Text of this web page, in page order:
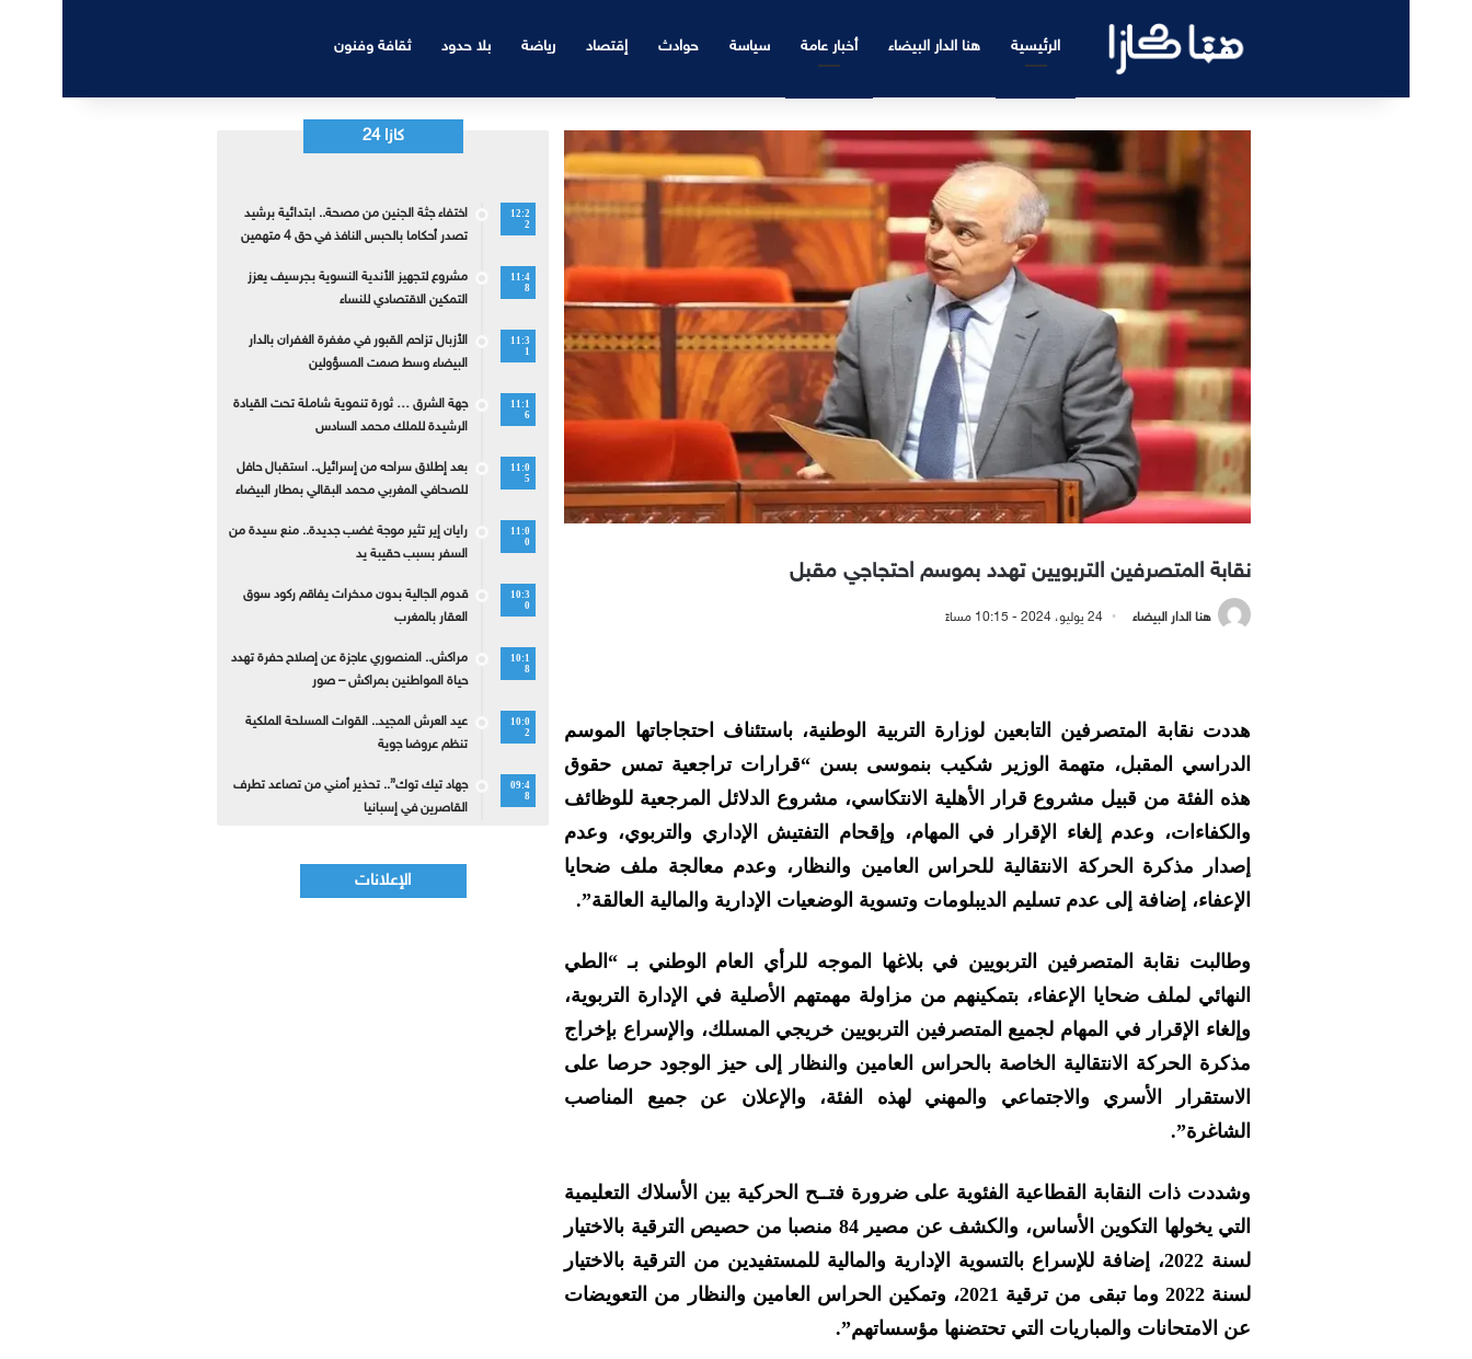
الرئيسية هنا الدار البيضاء أخبار عامة سياسة حوادث إقتصاد رياضة بلا حدود ثقافة وفنون
نقابة المتصرفين التربويين تهدد بموسم احتجاجي مقبل
هنا الدار البيضاء 24 يوليو، 2024 - 10:15 مساءً
هددت نقابة المتصرفين التابعين لوزارة التربية الوطنية، باستئناف احتجاجاتها الموسم
الدراسي المقبل، متهمة الوزير شكيب بنموسى بسن “قرارات تراجعية تمس حقوق
هذه الفئة من قبيل مشروع قرار الأهلية الانتكاسي، مشروع الدلائل المرجعية للوظائف
والكفاءات، وعدم إلغاء الإقرار في المهام، وإقحام التفتيش الإداري والتربوي، وعدم
إصدار مذكرة الحركة الانتقالية للحراس العامين والنظار، وعدم معالجة ملف ضحايا
الإعفاء، إضافة إلى عدم تسليم الديبلومات وتسوية الوضعيات الإدارية والمالية العالقة”.
وطالبت نقابة المتصرفين التربويين في بلاغها الموجه للرأي العام الوطني بـ “الطي
النهائي لملف ضحايا الإعفاء، بتمكينهم من مزاولة مهمتهم الأصلية في الإدارة التربوية،
وإلغاء الإقرار في المهام لجميع المتصرفين التربويين خريجي المسلك، والإسراع بإخراج
مذكرة الحركة الانتقالية الخاصة بالحراس العامين والنظار إلى حيز الوجود حرصا على
الاستقرار الأسري والاجتماعي والمهني لهذه الفئة، والإعلان عن جميع المناصب
الشاغرة”.
وشددت ذات النقابة القطاعية الفئوية على ضرورة فتــح الحركية بين الأسلاك التعليمية
التي يخولها التكوين الأساس، والكشف عن مصير 84 منصبا من حصيص الترقية بالاختيار
لسنة 2022، إضافة للإسراع بالتسوية الإدارية والمالية للمستفيدين من الترقية بالاختيار
لسنة 2022 وما تبقى من ترقية 2021، وتمكين الحراس العامين والنظار من التعويضات
عن الامتحانات والمباريات التي تحتضنها مؤسساتهم”.
كازا 24
12:2
2
اختفاء جثة الجنين من مصحة.. ابتدائية برشيد
تصدر أحكاما بالحبس النافذ في حق 4 متهمين
11:4
8
مشروع لتجهيز الأندية النسوية بجرسيف يعزز
التمكين الاقتصادي للنساء
11:3
1
الأزبال تزاحم القبور في مغفرة الغفران بالدار
البيضاء وسط صمت المسؤولين
11:1
6
جهة الشرق … ثورة تنموية شاملة تحت القيادة
الرشيدة للملك محمد السادس
11:0
5
بعد إطلاق سراحه من إسرائيل.. استقبال حافل
للصحافي المغربي محمد البقالي بمطار البيضاء
11:0
0
رايان إير تثير موجة غضب جديدة.. منع سيدة من
السفر بسبب حقيبة يد
10:3
0
قدوم الجالية بدون مدخرات يفاقم ركود سوق
العقار بالمغرب
10:1
8
مراكش.. المنصوري عاجزة عن إصلاح حفرة تهدد
حياة المواطنين بمراكش – صور
10:0
2
عيد العرش المجيد.. القوات المسلحة الملكية
تنظم عروضا جوية
09:4
8
جهاد تيك توك”.. تحذير أمني من تصاعد تطرف
القاصرين في إسبانيا
الإعلانات